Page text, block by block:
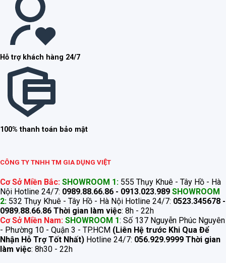
Hỗ trợ khách hàng 24/7
100% thanh toán bảo mật
CÔNG TY TNHH TM GIA DỤNG VIỆT
Cơ Sở Miền Bắc: SHOWROOM 1: 555 Thụy Khuê - Tây Hồ - Hà
Nội Hotline 24/7: 0989.88.66.86 - 0913.023.989 SHOWROOM
2: 532 Thụy Khuê - Tây Hồ - Hà Nội Hotline 24/7: 0523.345678 -
0989.88.66.86 Thời gian làm việc: 8h - 22h
Cơ Sở Miền Nam: SHOWROOM 1: Số 137 Nguyễn Phúc Nguyên
- Phường 10 - Quận 3 - TP.HCM (Liên Hệ trước Khi Qua Để
Nhận Hỗ Trợ Tốt Nhất) Hotline 24/7: 056.929.9999 Thời gian
làm việc: 8h30 - 22h